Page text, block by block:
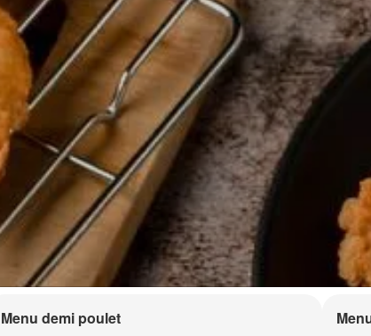
Menu demi poulet